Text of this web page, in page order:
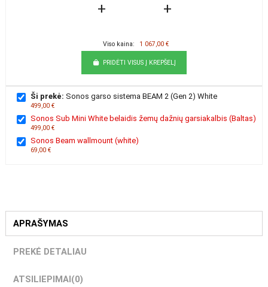
+ +
Viso kaina: 1 067,00 €
PRIDĖTI VISUS Į KREPŠELĮ
Ši prekė: Sonos garso sistema BEAM 2 (Gen 2) White
499,00 €
Sonos Sub Mini White belaidis žemų dažnių garsiakalbis (Baltas)
499,00 €
Sonos Beam wallmount (white)
69,00 €
APRAŠYMAS
PREKĖ DETALIAU
ATSILIEPIMAI(0)